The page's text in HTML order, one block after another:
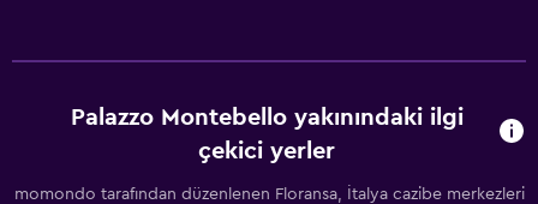
Palazzo Montebello yakınındaki ilgi
çekici yerler
momondo tarafından düzenlenen Floransa, İtalya cazibe merkezleri